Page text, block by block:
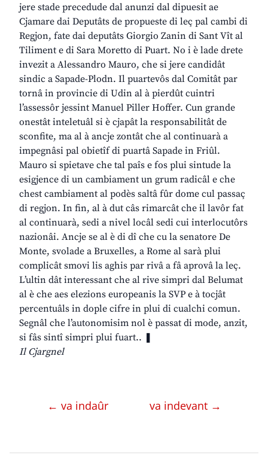
jere stade precedude dal anunzi dal dipuesit ae
Cjamare dai Deputâts de propueste di leç pal cambi di
Regjon, fate dai deputâts Giorgio Zanin di Sant Vît al
Tiliment e di Sara Moretto di Puart. No i è lade drete
invezit a Alessandro Mauro, che si jere candidât
sindic a Sapade-Plodn. Il puartevôs dal Comitât par
tornâ in provincie di Udin al à pierdût cuintri
l’assessôr jessint Manuel Piller Hoffer. Cun grande
onestât inteletuâl si è cjapât la responsabilitât de
sconfite, ma al à ancje zontât che al continuarà a
impegnâsi pal obietîf di puartâ Sapade in Friûl.
Mauro si spietave che tal paîs e fos plui sintude la
esigjence di un cambiament un grum radicâl e che
chest cambiament al podès saltâ fûr dome cul passaç
di regjon. In fin, al à dut câs rimarcât che il lavôr fat
al continuarà, sedi a nivel locâl sedi cui interlocutôrs
nazionâi. Ancje se al è di dî che cu la senatore De
Monte, svolade a Bruxelles, a Rome al sarà plui
complicât smovi lis aghis par rivâ a fâ aprovâ la leç.
L’ultin dât interessant che al rive simpri dal Belumat
al è che aes elezions europeanis la SVP e à tocjât
percentuâls in dople cifre in plui di cualchi comun.
Segnâl che l’autonomisim nol è passat di mode, anzit,
si fâs sintî simpri plui fuart.. ❚
Il Cjargnel
← va indaûr va indevant →